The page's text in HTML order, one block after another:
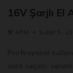
16V Şarjlı El